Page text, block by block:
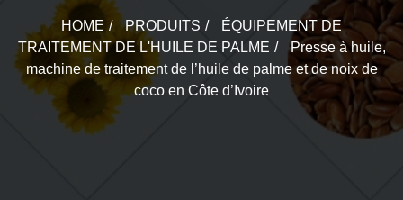
HOME PRODUITS
ÉQUIPEMENT DE
TRAITEMENT DE L'HUILE DE PALME
Presse à huile,
machine de traitement de l’huile de palme et de noix de
coco en Côte d’Ivoire